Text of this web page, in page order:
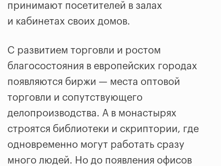
принимают посетителей в залах
и кабинетах своих домов.
С развитием торговли и ростом
благосостояния в европейских городах
появляются биржи — места оптовой
торговли и сопутствующего
делопроизводства. А в монастырях
строятся библиотеки и скриптории, где
одновременно могут работать сразу
много людей. Но до появления офисов